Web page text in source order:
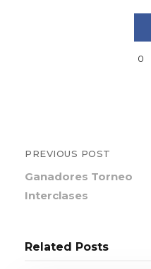
0
PREVIOUS POST
Ganadores Torneo
Interclases
Related Posts